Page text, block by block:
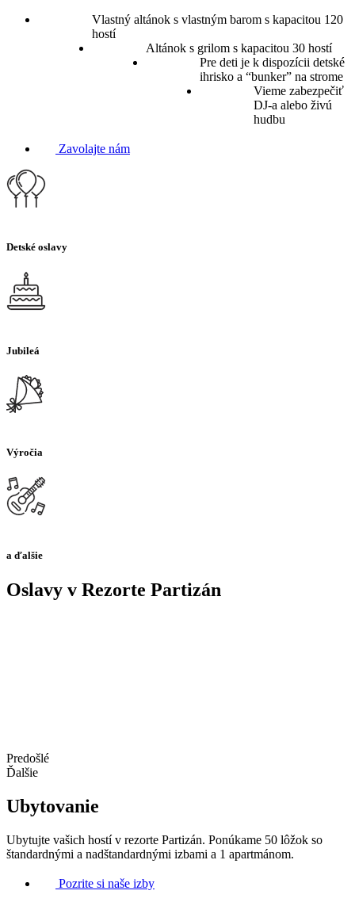
Vlastný altánok s vlastným barom s kapacitou 120
hostí
Altánok s grilom s kapacitou 30 hostí
Pre deti je k dispozícii detské
ihrisko a “bunker” na strome
Vieme zabezpečiť
DJ-a alebo živú
hudbu
Zavolajte nám
Detské oslavy
Jubileá
Výročia
a ďalšie
Oslavy v Rezorte Partizán
Predošlé
Ďalšie
Ubytovanie
Ubytujte vašich hostí v rezorte Partizán. Ponúkame 50 lôžok so
štandardnými a nadštandardnými izbami a 1 apartmánom.
Pozrite si naše izby